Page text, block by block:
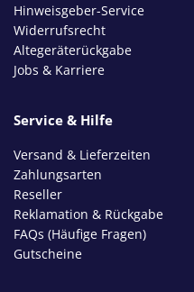
Hinweisgeber-Service
Widerrufsrecht
Altegeräterückgabe
Jobs & Karriere
Service & Hilfe
Versand & Lieferzeiten
Zahlungsarten
Reseller
Reklamation & Rückgabe
FAQs (Häufige Fragen)
Gutscheine